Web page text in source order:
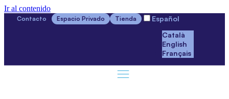
Ir al contenido
Contacto Espacio Privado Tienda
Español
Català
English
Français